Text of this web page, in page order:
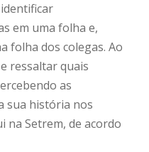
em uma folha e,
folha dos colegas. Ao
ressaltar quais
as
sua história nos
na Setrem, de acordo